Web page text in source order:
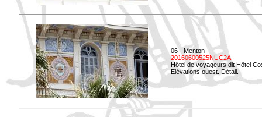
06 - Menton
20160600525NUC2A
Hôtel de voyageurs dit Hôtel
Elévations ouest. Détail.